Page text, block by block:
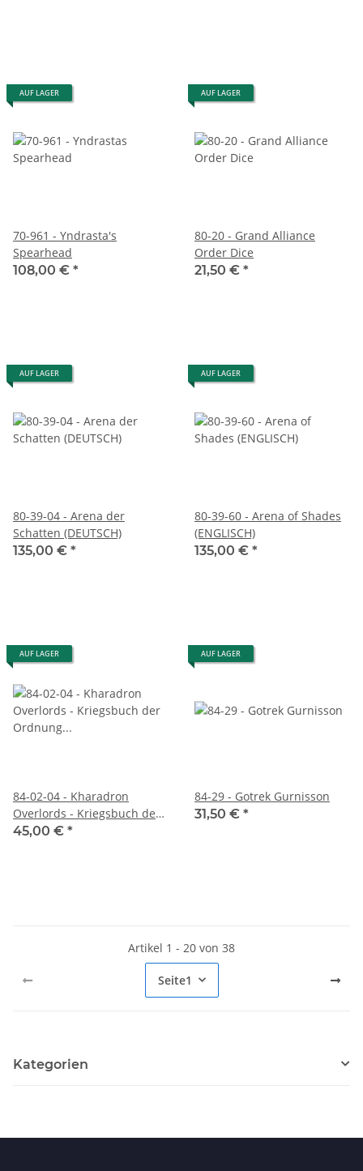
AUF LAGER
70-961 - Yndrasta's
Spearhead
108,00 € *
AUF LAGER
80-20 - Grand Alliance
Order Dice
21,50 € *
AUF LAGER
80-39-04 - Arena der
Schatten (DEUTSCH)
135,00 € *
AUF LAGER
80-39-60 - Arena of Shades
(ENGLISCH)
135,00 € *
AUF LAGER
84-02-04 - Kharadron
Overlords - Kriegsbuch der
Ordnung (DEUTSCH)
45,00 € *
AUF LAGER
84-29 - Gotrek Gurnisson
31,50 € *
Artikel 1 - 20 von 38
Seite1
Kategorien